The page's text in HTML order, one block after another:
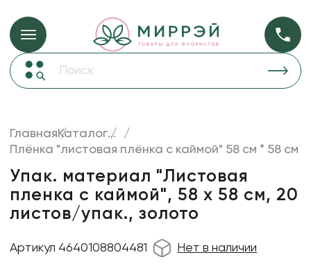
Упаковка для цветов и подарков Упаковка для
прозрачная
Коробки для цветов
Декор для дома
Лента
Товары для флористов
Пакеты для цветов и подарков
ГлавнаяКаталог...
Плёнка "листовая плёнка с каймой" 58 см * 58 см
Упак. материал "Листовая
пленка с каймой", 58 х 58 см, 20
листов/упак., золото
Артикул 4640108804481 Нет в наличии